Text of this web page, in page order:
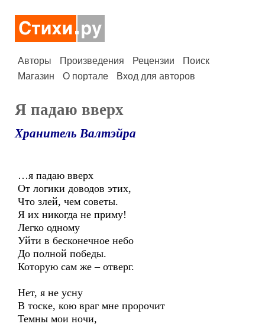
Авторы Произведения Рецензии
Поиск
Магазин
О портале Вход для авторов
Я падаю вверх
Хранитель Валтэйра
…я падаю вверх
От логики доводов этих,
Что злей, чем советы.
Я их никогда не приму!
Легко одному
Уйти в бесконечное небо
До полной победы.
Которую сам же – отверг.
Нет, я не усну
В тоске, кою враг мне пророчит
Темны мои ночи,